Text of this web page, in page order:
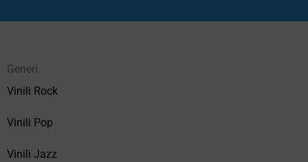
Generi
Vinili Rock
Vinili Pop
Vinili Jazz